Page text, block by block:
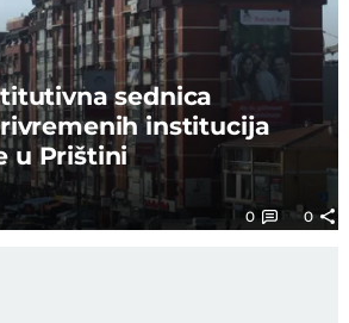
sednica
institucija
u Prištini
0 0